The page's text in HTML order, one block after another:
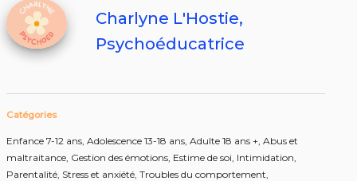
Catégories
Enfance 7-12 ans, Adolescence 13-18 ans, Adulte 18 ans +, Abus et
maltraitance, Gestion des émotions, Estime de soi, Intimidation,
Parentalité, Stress et anxiété, Troubles du comportement,
Charlyne L'Hostie,
Psychoéducatrice